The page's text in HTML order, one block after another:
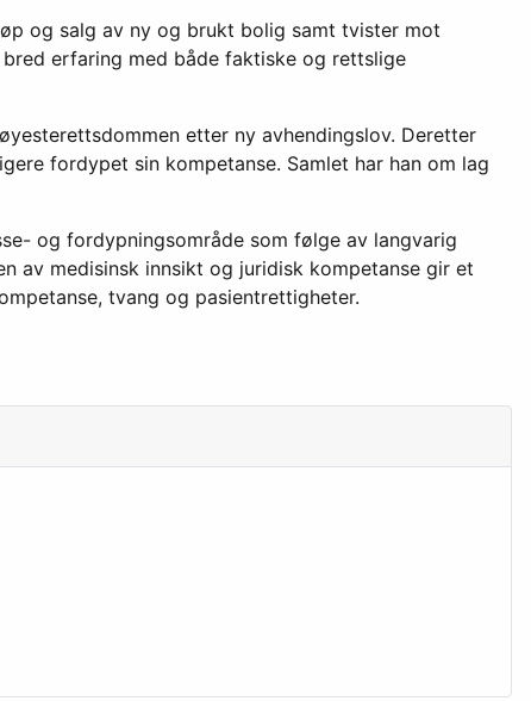
og salg av ny og brukt bolig samt tvister mot
erfaring med både faktiske og rettslige
etter ny avhendingslov. Deretter
fordypet sin kompetanse. Samlet har han om lag
og fordypningsområde som følge av langvarig
av medisinsk innsikt og juridisk kompetanse gir et
tvang og pasientrettigheter.